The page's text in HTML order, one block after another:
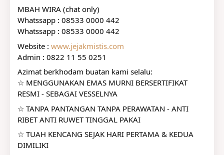
MBAH WIRA (chat only)
Whatssapp : 08533 0000 442
Whatssapp : 08533 0000 442
Website : www.jejakmistis.com
Admin : 0822 11 55 0251
Azimat berkhodam buatan kami selalu:
☆ MENGGUNAKAN EMAS MURNI BERSERTIFIKAT
RESMI - SEBAGAI VESSELNYA
☆ TANPA PANTANGAN TANPA PERAWATAN - ANTI
RIBET ANTI RUWET TINGGAL PAKAI
☆ TUAH KENCANG SEJAK HARI PERTAMA & KEDUA
DIMILIKI